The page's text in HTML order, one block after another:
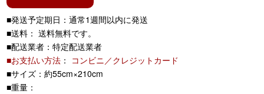
■発送予定期日：通常1週間以内に発送
■送料： 送料無料です。
■配送業者：特定配送業者
■お支払い方法 ： コンビニ／クレジットカード
■サイズ：約55cm×210cm
■重量：